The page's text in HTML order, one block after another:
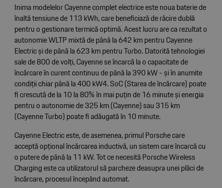
Inima modelelor Cayenne complet electrice este noua baterie de
înaltă tensiune de 113 kWh, care beneficiază de răcire dublă
pentru o gestionare termică optimă. Acest lucru are ca rezultat o
autonomie WLTP mixtă de până la 642 km pentru Cayenne
Electric și de până la 623 km pentru Turbo. Datorită tehnologiei
sale de 800 de volți, Cayenne se încarcă la o capacitate de
încărcare în curent continuu de până la 390 kW - și în anumite
condiții chiar până la 400 kW4. SoC (Starea de încărcare) poate
fi crescută de la 10 la 80% în mai puțin de 16 minute și energia
pentru o autonomie de 325 km (Cayenne) sau 315 km
(Cayenne Turbo) poate fi adăugată în 10 minute.
Cayenne Electric este, de asemenea, primul Porsche care
acceptă opțional încărcarea inductivă, un sistem care încarcă cu
o putere de până la 11 kW. Tot ce necesită Porsche Wireless
Charging este ca utilizatorul să parcheze deasupra unei plăci de
încărcare, procesul începând automat.